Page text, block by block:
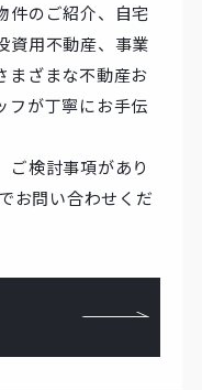
件のご紹介、自宅
資用不動産、事業
まざまな不動産お
フが丁寧にお手伝
ご検討事項があり
お問い合わせくだ